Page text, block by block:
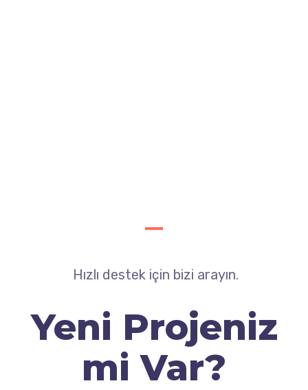
Hızlı destek için bizi arayın.
Yeni Projeniz
mi Var?